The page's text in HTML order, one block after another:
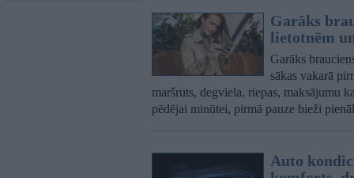
Garāks
lietotnēm
Garāks
sākas vakarā
maršruts, degviela, riepas, maksājumu
pēdējai minūtei, pirmā pauze bieži
Auto